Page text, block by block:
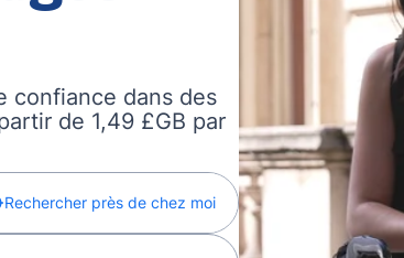
confiance dans des
de 1,49 £GB par
Rechercher près de chez moi